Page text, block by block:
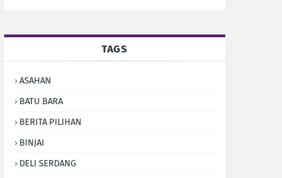
TAGS
ASAHAN
BATU BARA
BERITA PILIHAN
BINJAI
DELI SERDANG